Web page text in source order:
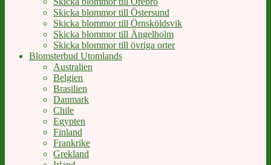
Skicka blommor till Östersund
Skicka blommor till Örnsköldsvik
Skicka blommor till Ängelholm
Skicka blommor till övriga orter
Blomsterbud Utomlands
Australien
Belgien
Brasilien
Danmark
Chile
Egypten
Finland
Frankrike
Grekland